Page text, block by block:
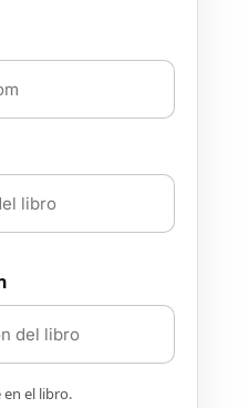
en el libro.